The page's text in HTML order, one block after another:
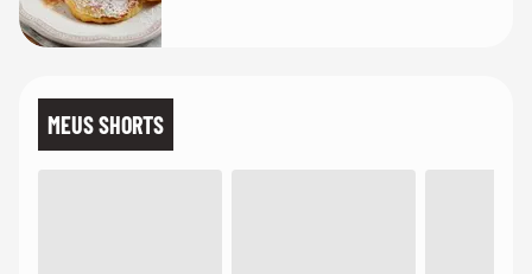
MEUS SHORTS